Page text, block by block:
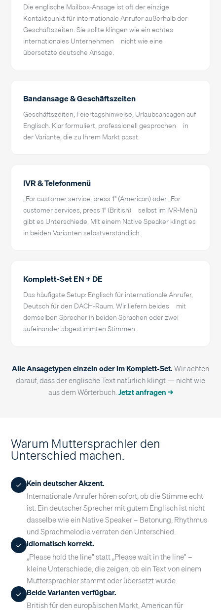
Die englische Mailbox-Ansage ist oft der einzige
Kontaktpunkt für internationale Anrufer außerhalb der
Geschäftszeiten. Sie sollte klingen wie ein echtes
internationales Unternehmen – nicht wie eine
übersetzte deutsche Ansage.
Bandansage & Geschäftszeiten
Geschäftszeiten, Feiertagshinweise, Urlaubsansagen auf
Englisch. Klar formuliert, professionell gesprochen – in
der Variante, die zu Ihrem Markt passt.
IVR & Telefonmenü
„For customer service, press 1" (American) oder „For
customer services, press 1" (British) – selbst im IVR-Menü
gibt es Unterschiede. Mit einem Native Speaker klingt es
in beiden Varianten selbstverständlich.
Komplett-Set EN + DE
Das häufigste Setup: Englisch für internationale Anrufer,
Deutsch für den DACH-Raum. Wir liefern beides – mit
demselben Sprecher in beiden Sprachen oder zwei
aufeinander abgestimmten Stimmen.
Alle Ansagetypen einzeln oder im Komplett-Set.Wir achten
darauf, dass der englische Text natürlich klingt — nicht wie
aus dem Wörterbuch.Jetzt anfragen →
Warum Muttersprachler den
Unterschied machen.
Kein deutscher Akzent.
Internationale Anrufer hören sofort, ob die Stimme echt
ist. Ein deutscher Sprecher mit gutem Englisch ist nicht
dasselbe wie ein Native Speaker – Betonung, Rhythmus
und Sprachmelodie verraten den Unterschied.
Idiomatisch korrekt.
„Please hold the line" statt „Please wait in the line" –
kleine Unterschiede, die zeigen, ob ein Text von einem
Muttersprachler stammt oder übersetzt wurde.
Beide Varianten verfügbar.
British für den europäischen Markt, American für